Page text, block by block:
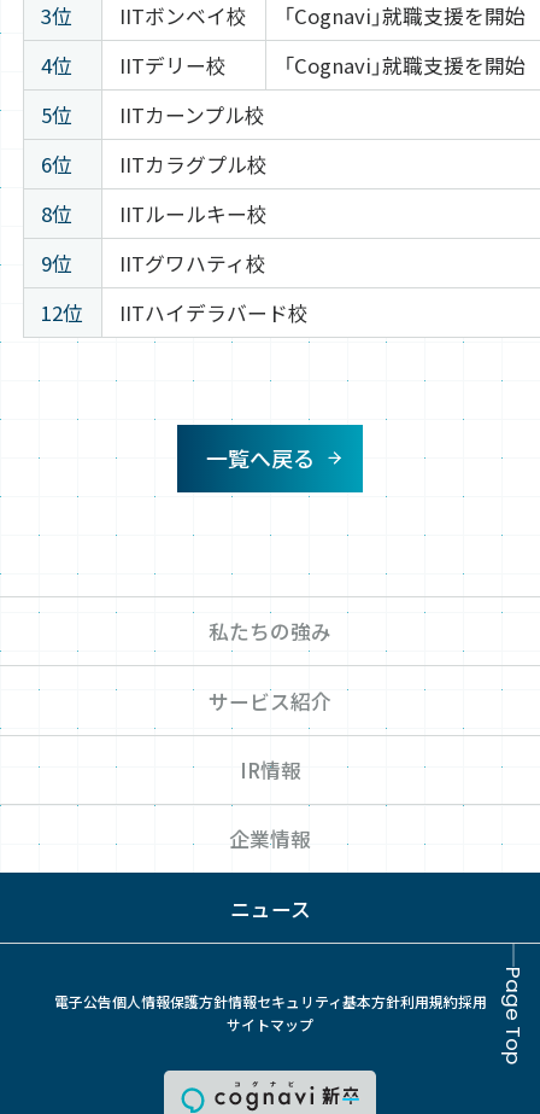
3位
IITボンベイ校
「Cognavi」就職支援を開始
4位
IITデリー校
「Cognavi」就職支援を開始
5位
IITカーンプル校
6位
IITカラグプル校
8位
IITルールキー校
9位
IITグワハティ校
12位
IITハイデラバード校
一覧へ戻る
私たちの強み
サービス紹介
IR情報
企業情報
ニュース
Page Top
電子公告個人情報保護方針情報セキュリティ基本方針利用規約採用
サイトマップ